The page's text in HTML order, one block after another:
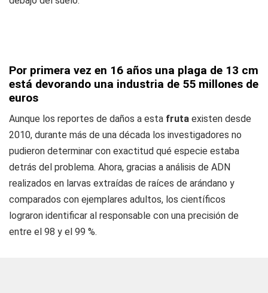
Por primera vez en 16 años una plaga de 13 cm
está devorando una industria de 55 millones de
euros
Aunque los reportes de daños a esta fruta existen desde
2010, durante más de una década los investigadores no
pudieron determinar con exactitud qué especie estaba
detrás del problema. Ahora, gracias a análisis de ADN
realizados en larvas extraídas de raíces de arándano y
comparados con ejemplares adultos, los científicos
lograron identificar al responsable con una precisión de
entre el 98 y el 99 %.